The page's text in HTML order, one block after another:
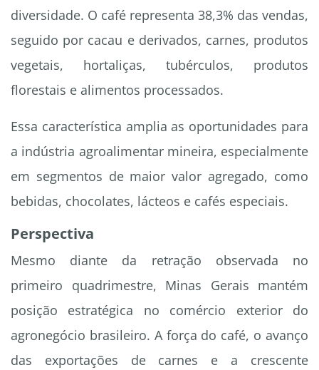
diversidade. O café representa 38,3% das vendas,
seguido por cacau e derivados, carnes, produtos
vegetais, hortaliças, tubérculos, produtos
florestais e alimentos processados.
Essa característica amplia as oportunidades para
a indústria agroalimentar mineira, especialmente
em segmentos de maior valor agregado, como
bebidas, chocolates, lácteos e cafés especiais.
Perspectiva
Mesmo diante da retração observada no
primeiro quadrimestre, Minas Gerais mantém
posição estratégica no comércio exterior do
agronegócio brasileiro. A força do café, o avanço
das exportações de carnes e a crescente